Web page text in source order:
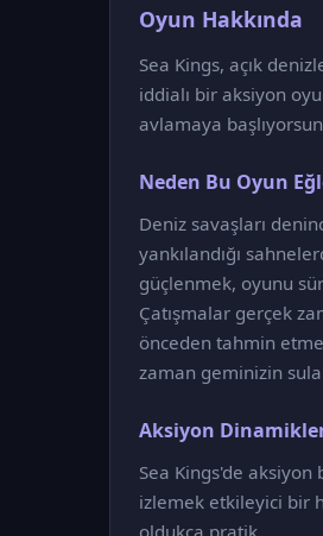
Oyun Hakkında
Sea Kings, açık
iddialı bir aksiyon
avlamaya
Neden Bu Oyun
Deniz savaşları
yankılandığı
güçlenmek, oyunu
Çatışmalar gerçek
önceden tahmin
zaman geminizin
Aksiyon
Sea Kings'de aksiyon
izlemek etkileyici bir
oldukça pratik.